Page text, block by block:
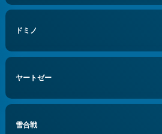
ドミノ
ヤートゼー
雪合戦